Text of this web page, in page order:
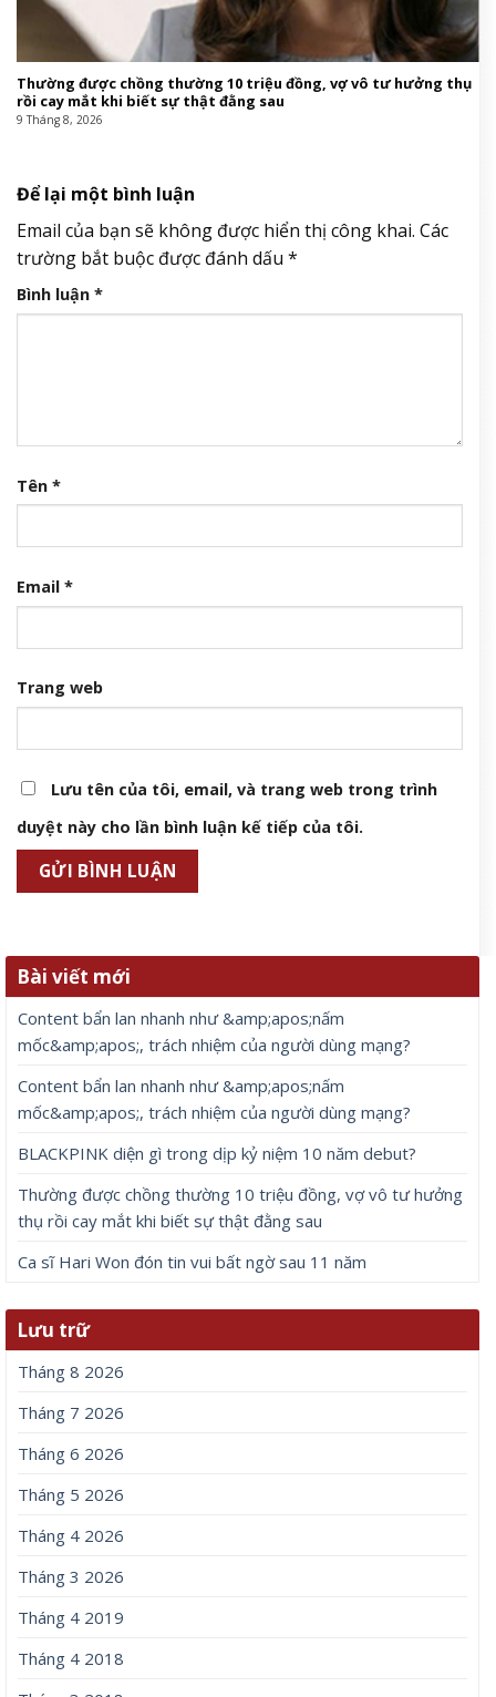
Thường được chồng thường 10 triệu đồng, vợ vô tư hưởng thụ
rồi cay mắt khi biết sự thật đằng sau
9 Tháng 8, 2026
Để lại một bình luận
Email của bạn sẽ không được hiển thị công khai. Các
trường bắt buộc được đánh dấu *
Bình luận *
Tên *
Email *
Trang web
Lưu tên của tôi, email, và trang web trong trình
duyệt này cho lần bình luận kế tiếp của tôi.
Bài viết mới
Content bẩn lan nhanh như &amp;apos;nấm
mốc&amp;apos;, trách nhiệm của người dùng mạng?
Content bẩn lan nhanh như &amp;apos;nấm
mốc&amp;apos;, trách nhiệm của người dùng mạng?
BLACKPINK diện gì trong dịp kỷ niệm 10 năm debut?
Thường được chồng thường 10 triệu đồng, vợ vô tư hưởng
thụ rồi cay mắt khi biết sự thật đằng sau
Ca sĩ Hari Won đón tin vui bất ngờ sau 11 năm
Lưu trữ
Tháng 8 2026
Tháng 7 2026
Tháng 6 2026
Tháng 5 2026
Tháng 4 2026
Tháng 3 2026
Tháng 4 2019
Tháng 4 2018